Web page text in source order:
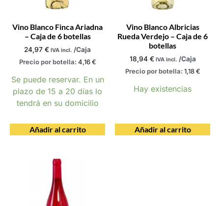
Vino Blanco Finca Ariadna
– Caja de 6 botellas
24,97 € IVA incl. /Caja
Precio por botella: 4,16€
Se puede reservar. En un
plazo de 15 a 20 días lo
tendrá en su domicilio
Añadir al carrito
Vino Blanco Albricias
Rueda Verdejo – Caja de 6
botellas
18,94 € IVA incl. /Caja
Precio por botella: 1,18€
Hay existencias
Añadir al carrito